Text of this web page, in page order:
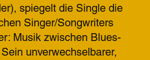
spiegelt die Single die
Singer/Songwriters
Musik zwischen Blues-
unverwechselbarer,